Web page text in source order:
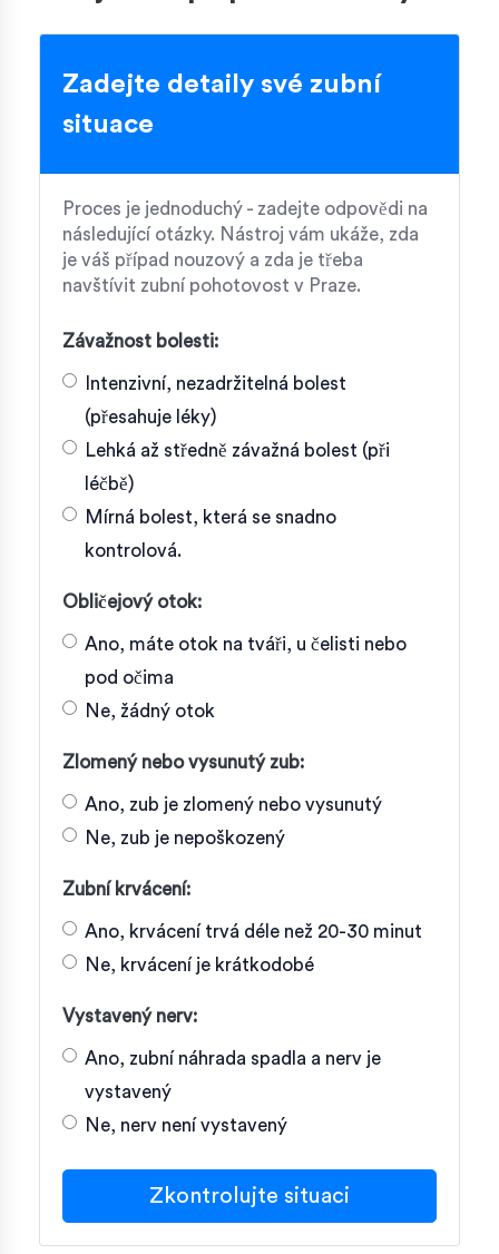
Zadejte detaily své zubní
situace
Proces je jednoduchý - zadejte odpovědi na
následující otázky. Nástroj vám ukáže, zda
je váš případ nouzový a zda je třeba
navštívit zubní pohotovost v Praze.
Závažnost bolesti:
Intenzivní, nezadržitelná bolest
(přesahuje léky)
Lehká až středně závažná bolest (při
léčbě)
Mírná bolest, která se snadno
kontrolová.
Obličejový otok:
Ano, máte otok na tváři, u čelisti nebo
pod očima
Ne, žádný otok
Zlomený nebo vysunutý zub:
Ano, zub je zlomený nebo vysunutý
Ne, zub je nepoškozený
Zubní krvácení:
Ano, krvácení trvá déle než 20-30 minut
Ne, krvácení je krátkodobé
Vystavený nerv:
Ano, zubní náhrada spadla a nerv je
vystavený
Ne, nerv není vystavený
Zkontrolujte situaci